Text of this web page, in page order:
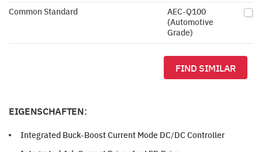
Common Standard
AEC-Q100
(Automotive
Grade)
FIND SIMILAR
EIGENSCHAFTEN:
Integrated Buck-Boost Current Mode DC/DC Controller